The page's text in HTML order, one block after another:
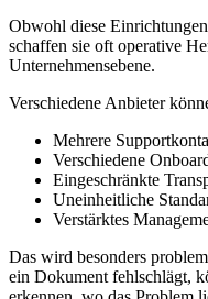
Obwohl diese
schaffen sie oft operative
Unternehmensebene.
Verschiedene Anbieter
Mehrere
Verschiedene
Eingeschränkte
Uneinheitliche
Verstärktes
Das wird besonders
ein Dokument fehlschlägt,